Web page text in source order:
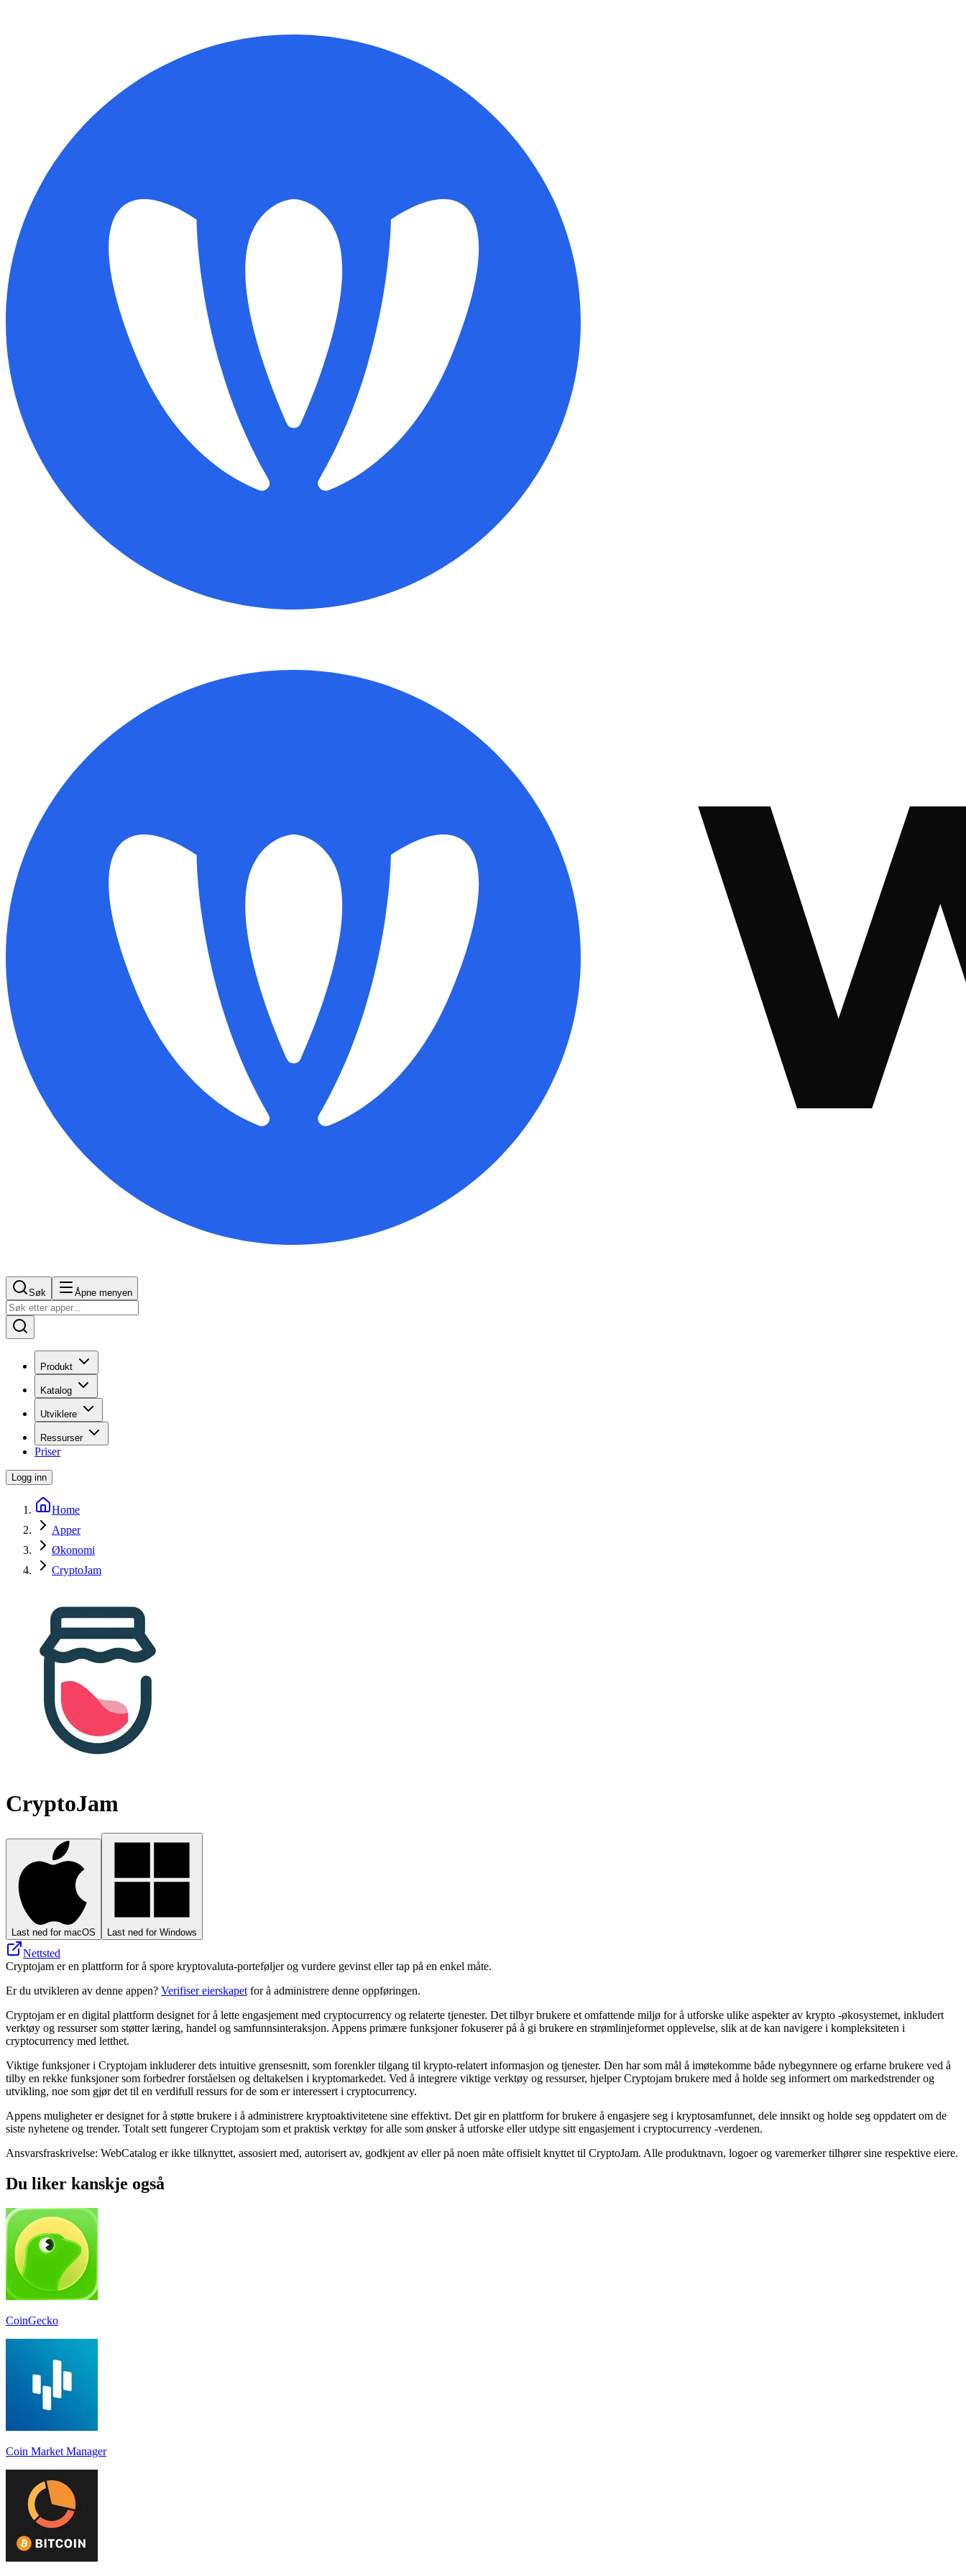
Søk Åpne menyen
Produkt
Katalog
Utviklere
Ressurser
Priser
Logg inn
Home
Apper
Økonomi
CryptoJam
CryptoJam
Last ned for macOS Last ned for Windows
Nettsted
Cryptojam er en plattform for å spore kryptovaluta-porteføljer og vurdere gevinst eller tap på en enkel måte.
Er du utvikleren av denne appen? Verifiser eierskapet for å administrere denne oppføringen.
Cryptojam er en digital plattform designet for å lette engasjement med cryptocurrency og relaterte tjenester. Det tilbyr brukere et omfattende miljø for å utforske ulike aspekter av krypto -økosystemet, inkludert
verktøy og ressurser som støtter læring, handel og samfunnsinteraksjon. Appens primære funksjoner fokuserer på å gi brukere en strømlinjeformet opplevelse, slik at de kan navigere i kompleksiteten i
cryptocurrency med letthet.
Viktige funksjoner i Cryptojam inkluderer dets intuitive grensesnitt, som forenkler tilgang til krypto-relatert informasjon og tjenester. Den har som mål å imøtekomme både nybegynnere og erfarne brukere ved å
tilby en rekke funksjoner som forbedrer forståelsen og deltakelsen i kryptomarkedet. Ved å integrere viktige verktøy og ressurser, hjelper Cryptojam brukere med å holde seg informert om markedstrender og
utvikling, noe som gjør det til en verdifull ressurs for de som er interessert i cryptocurrency.
Appens muligheter er designet for å støtte brukere i å administrere kryptoaktivitetene sine effektivt. Det gir en plattform for brukere å engasjere seg i kryptosamfunnet, dele innsikt og holde seg oppdatert om de
siste nyhetene og trender. Totalt sett fungerer Cryptojam som et praktisk verktøy for alle som ønsker å utforske eller utdype sitt engasjement i cryptocurrency -verdenen.
Ansvarsfraskrivelse: WebCatalog er ikke tilknyttet, assosiert med, autorisert av, godkjent av eller på noen måte offisielt knyttet til CryptoJam. Alle produktnavn, logoer og varemerker tilhører sine respektive eiere.
Du liker kanskje også
CoinGecko
Coin Market Manager